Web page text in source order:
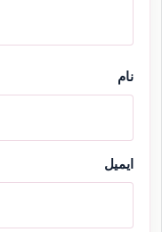
نام
ایمیل